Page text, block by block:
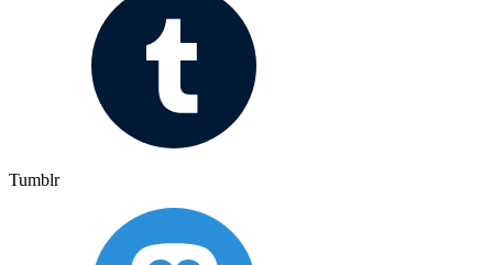
Tumblr